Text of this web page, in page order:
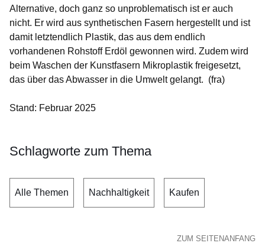
Alternative, doch ganz so unproblematisch ist er auch
nicht. Er wird aus synthetischen Fasern hergestellt und ist
damit letztendlich Plastik, das aus dem endlich
vorhandenen Rohstoff Erdöl gewonnen wird. Zudem wird
beim Waschen der Kunstfasern Mikroplastik freigesetzt,
das über das Abwasser in die Umwelt gelangt. (fra)
Stand: Februar 2025
Schlagworte zum Thema
Alle Themen Nachhaltigkeit Kaufen
ZUM SEITENANFANG